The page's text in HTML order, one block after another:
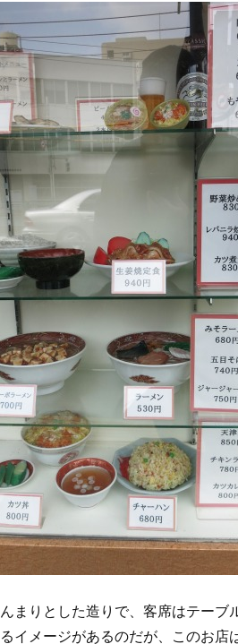
まりとした造りで、客席はテー
イメージがあるのだが、このお